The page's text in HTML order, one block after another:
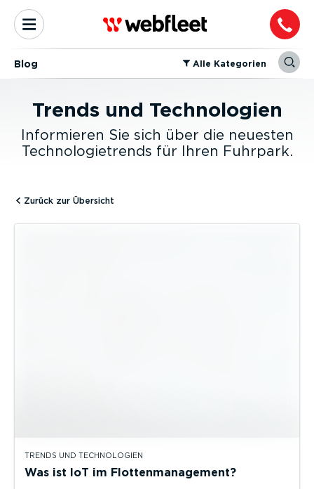
Blog ⁠Alle Kategorien
Trends und Technologien
Informieren Sie sich über die neuesten
Technologietrends für Ihren Fuhrpark.
Zurück zur Übersicht
TRENDS UND TECHNOLOGIEN
Was ist IoT im Flottenmanagement?